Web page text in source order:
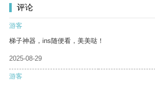
评论
游客
梯子神器，ins随便看，美美哒！
2025-08-29
游客